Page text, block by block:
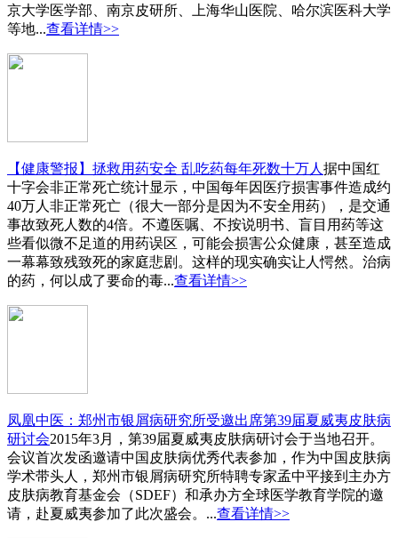
京大学医学部、南京皮研所、上海华山医院、哈尔滨医科大学
等地...查看详情>>
【健康警报】拯救用药安全 乱吃药每年死数十万人 据中国红
十字会非正常死亡统计显示，中国每年因医疗损害事件造成约
40万人非正常死亡（很大一部分是因为不安全用药），是交通
事故致死人数的4倍。不遵医嘱、不按说明书、盲目用药等这
些看似微不足道的用药误区，可能会损害公众健康，甚至造成
一幕幕致残致死的家庭悲剧。这样的现实确实让人愕然。治病
的药，何以成了要命的毒...查看详情>>
凤凰中医：郑州市银屑病研究所受邀出席第39届夏威夷皮肤病
研讨会2015年3月，第39届夏威夷皮肤病研讨会于当地召开。
会议首次发函邀请中国皮肤病优秀代表参加，作为中国皮肤病
学术带头人，郑州市银屑病研究所特聘专家孟中平接到主办方
皮肤病教育基金会（SDEF）和承办方全球医学教育学院的邀
请，赴夏威夷参加了此次盛会。...查看详情>>